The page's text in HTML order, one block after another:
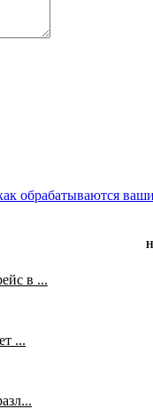
обрабатываются
в ...
...